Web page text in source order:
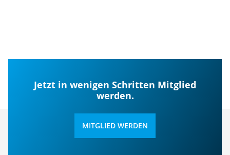
Jetzt in wenigen Schritten Mitglied
werden.
MITGLIED WERDEN